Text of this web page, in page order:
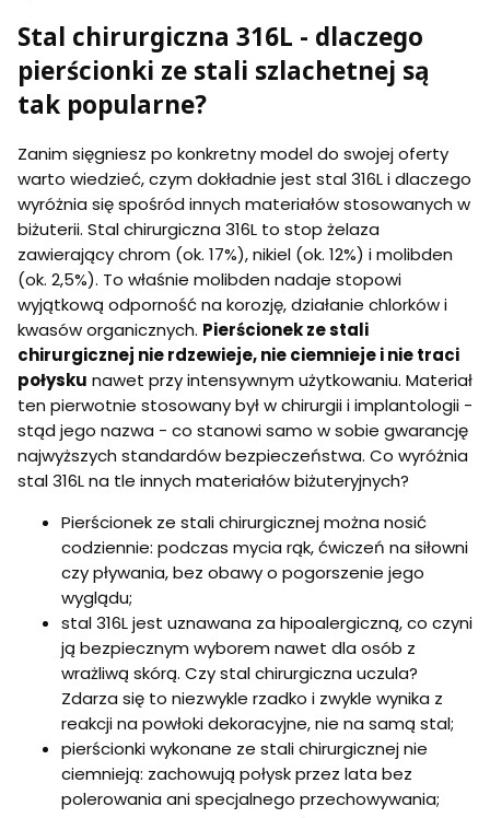
Stal chirurgiczna 316L - dlaczego
pierścionki ze stali szlachetnej są
tak popularne?
Zanim sięgniesz po konkretny model do swojej oferty
warto wiedzieć, czym dokładnie jest stal 316L i dlaczego
wyróżnia się spośród innych materiałów stosowanych w
biżuterii. Stal chirurgiczna 316L to stop żelaza
zawierający chrom (ok. 17%), nikiel (ok. 12%) i molibden
(ok. 2,5%). To właśnie molibden nadaje stopowi
wyjątkową odporność na korozję, działanie chlorków i
kwasów organicznych. Pierścionek ze stali
chirurgicznej nie rdzewieje, nie ciemnieje i nie traci
połysku nawet przy intensywnym użytkowaniu. Materiał
ten pierwotnie stosowany był w chirurgii i implantologii -
stąd jego nazwa - co stanowi samo w sobie gwarancję
najwyższych standardów bezpieczeństwa. Co wyróżnia
stal 316L na tle innych materiałów biżuteryjnych?
Pierścionek ze stali chirurgicznej można nosić
codziennie: podczas mycia rąk, ćwiczeń na siłowni
czy pływania, bez obawy o pogorszenie jego
wyglądu;
stal 316L jest uznawana za hipoalergiczną, co czyni
ją bezpiecznym wyborem nawet dla osób z
wrażliwą skórą. Czy stal chirurgiczna uczula?
Zdarza się to niezwykle rzadko i zwykle wynika z
reakcji na powłoki dekoracyjne, nie na samą stal;
pierścionki wykonane ze stali chirurgicznej nie
ciemnieją: zachowują połysk przez lata bez
polerowania ani specjalnego przechowywania;